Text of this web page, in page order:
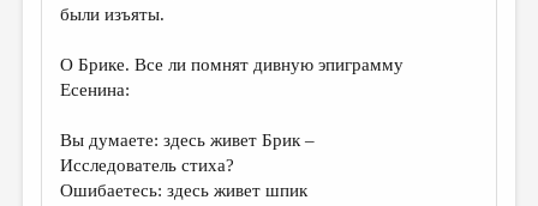
были изъяты.
О Брике. Все ли помнят дивную эпиграмму
Есенина:
Вы думаете: здесь живет Брик –
Исследователь стиха?
Ошибаетесь: здесь живет шпик